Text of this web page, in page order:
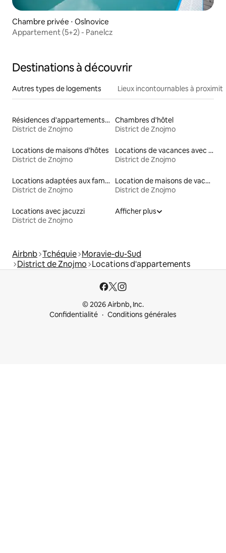
Chambre privée ⋅ Oslnovice
Appartement (5+2) - Panelcz
Destinations à découvrir
Autres types de logements Lieux incontournables à
Résidences d'appartements en location
District de Znojmo
Chambres d'hôtel
District de Znojmo
Locations de maisons d'hôtes
District de Znojmo
Locations de vacances avec piscine
District de Znojmo
Locations adaptées aux familles
District de Znojmo
Location de maisons de vacances
District de Znojmo
Locations avec jacuzzi
District de Znojmo
Afficher plus
Airbnb Tchéquie Moravie-du-Sud
District de Znojmo Locations d'appartements
© 2026 Airbnb, Inc.
Confidentialité
Conditions générales